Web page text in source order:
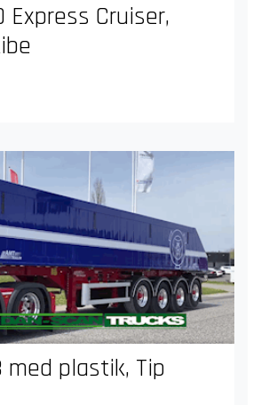
Express Cruiser,
med plastik, Tip